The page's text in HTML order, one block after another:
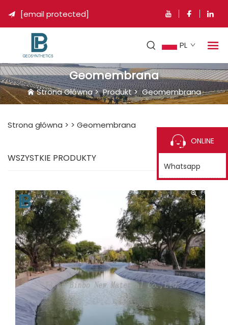
 [email protected]
PL
Geomembrana
Strona Główna>Produkt>Geomembrana
Strona główna > > Geomembrana
WSZYSTKIE PRODUKTY
ONLINE
Whatsapp